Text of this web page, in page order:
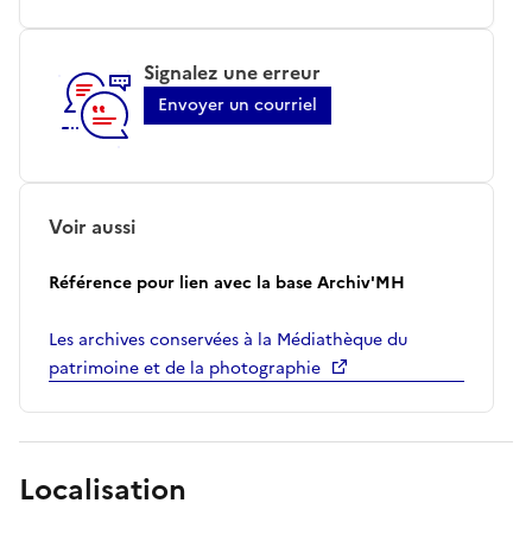
Signalez une erreur
Envoyer un courriel
Voir aussi
Référence pour lien avec la base Archiv'MH
Les archives conservées à la Médiathèque du
patrimoine et de la photographie
Localisation